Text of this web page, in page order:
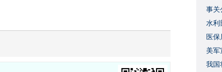
事关
水利
度
医
美军
我国